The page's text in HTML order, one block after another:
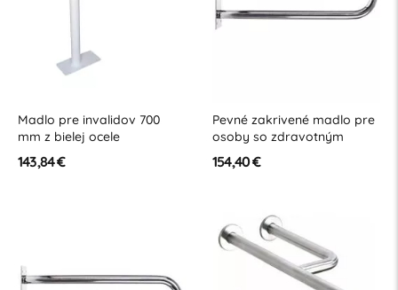
Madlo pre invalidov 700
mm z bielej ocele
143,84 €
Pevné zakrivené madlo pre
osoby so zdravotným
postihnutím 600 mm z
leštenej nehrdzavejúcej
154,40 €